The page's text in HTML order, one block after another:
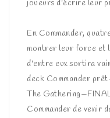
joueurs d'écrire leur
En Commander,
montrer leur force et
d'entre eux sortira
deck Commander
The
Commander de venir